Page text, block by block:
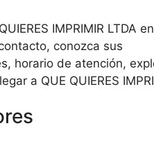
IMPRIMIR LTDA
conozca sus
horario de atención,
a QUE QUIERES